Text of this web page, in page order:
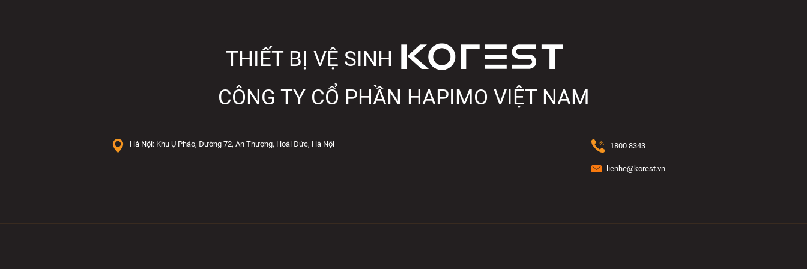
THIẾT BỊ VỆ SINH
CÔNG TY CỔ PHẦN HAPIMO VIỆT NAM
1800 8343
lienhe@korest.vn
Hà Nội: Khu Ụ Pháo, Đường 72, An Thượng, Hoài Đức, Hà Nội